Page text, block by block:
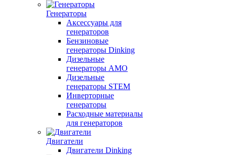
Генераторы
Аксессуары для
генераторов
Бензиновые
генераторы Dinking
Дизельные
генераторы AMO
Дизельные
генераторы STEM
Инверторные
генераторы
Расходные материалы
для генераторов
Двигатели
Двигатели Dinking